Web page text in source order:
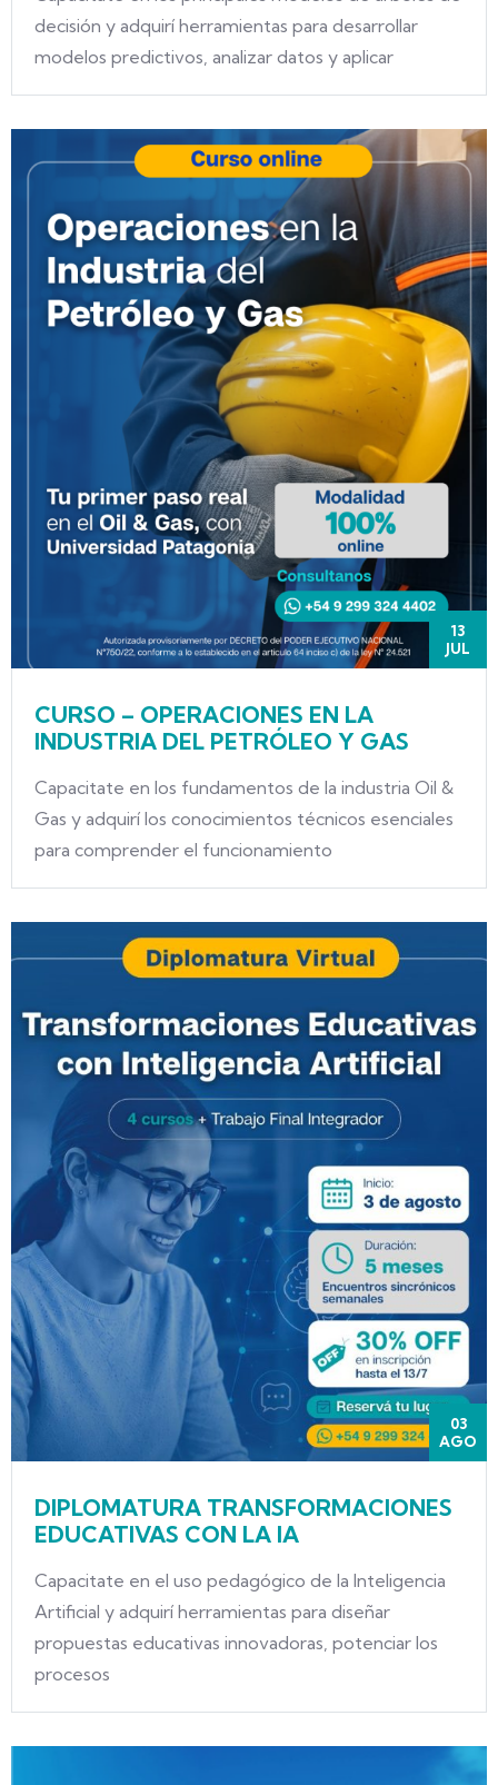
decisión y adquirí herramientas para desarrollar
modelos predictivos, analizar datos y aplicar
13
JUL
CURSO – OPERACIONES EN LA
INDUSTRIA DEL PETRÓLEO Y GAS
Capacitate en los fundamentos de la industria Oil &
Gas y adquirí los conocimientos técnicos esenciales
para comprender el funcionamiento
03
AGO
DIPLOMATURA TRANSFORMACIONES
EDUCATIVAS CON LA IA
Capacitate en el uso pedagógico de la Inteligencia
Artificial y adquirí herramientas para diseñar
propuestas educativas innovadoras, potenciar los
procesos